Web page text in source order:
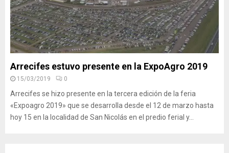
Arrecifes estuvo presente en la ExpoAgro 2019
15/03/2019 0
Arrecifes se hizo presente en la tercera edición de la feria
«Expoagro 2019» que se desarrolla desde el 12 de marzo hasta
hoy 15 en la localidad de San Nicolás en el predio ferial y...